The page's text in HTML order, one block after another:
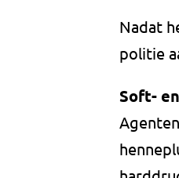
Nadat
politie
Soft-